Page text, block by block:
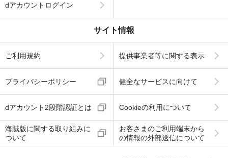
dアカウントログイン
サイト情報
ご利用規約 提供事業者等に関する表示
プライバシーポリシー 健全なサービスに向けて
dアカウント2段階認証とは Cookieの利用について
海賊版に関する取り組みに
ついて
お客さまのご利用端末から
の情報の外部送信について